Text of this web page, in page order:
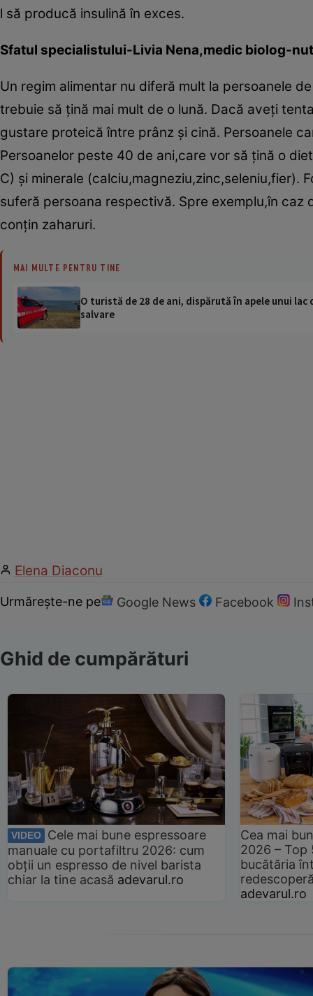
l să producă insulină în exces.
Sfatul specialistului-Livia Nena,medic biolog-
Un regim alimentar nu diferă mult la persoanele
trebuie să ţină mai mult de o lună. Dacă aveţi
gustare proteică între prânz şi cină. Persoanele
Persoanelor peste 40 de ani,care vor să ţină o
C) şi minerale
suferă persoana respectivă. Spre exemplu,în
conţin zaharuri.
MAI MULTE PENTRU TINE
O turistă de 28 de ani, dispărută în apele unui
salvare
Elena Diaconu
Urmărește-ne pe Google News Facebook
Ghid de cumpărături
VIDEO
Cele mai bune espressoare
manuale cu portafiltru 2026: cum
obții un espresso de nivel barista
chiar la tine acasă adevarul.ro
Cea mai
2026 –
bucătăria
adevarul.ro